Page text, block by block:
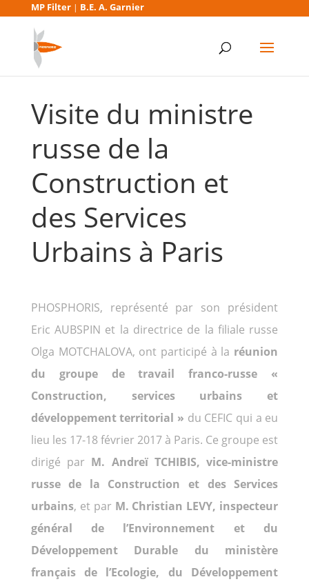
MP Filter| B.E. A. Garnier
Visite du ministre
russe de la
Construction et
des Services
Urbains à Paris
PHOSPHORIS, représenté par son président
Eric AUBSPIN et la directrice de la filiale russe
Olga MOTCHALOVA, ont participé à la réunion
du groupe de travail franco-russe «
Construction, services urbains et
développement territorial » du CEFIC qui a eu
lieu les 17-18 février 2017 à Paris. Ce groupe est
dirigé par M. Andreï TCHIBIS, vice-ministre
russe de la Construction et des Services
urbains, et par M. Christian LEVY, inspecteur
général de l’Environnement et du
Développement Durable du ministère
français de l’Ecologie, du Développement